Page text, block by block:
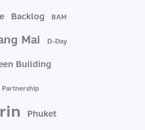
Backlog BAM
Mai D-Day
Building
Partnership
Phuket